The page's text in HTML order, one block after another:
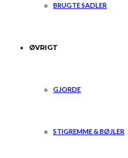
BRUGTE SADLER
ØVRIGT
GJORDE
STIGREMME & BØJLER